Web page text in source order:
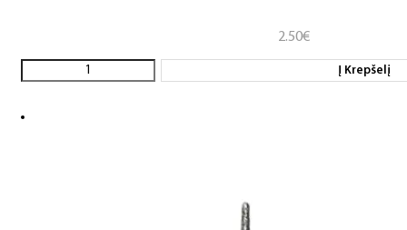
2.50€
Į Krepšelį